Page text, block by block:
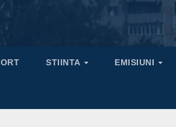
STIINTA EMISIUNI